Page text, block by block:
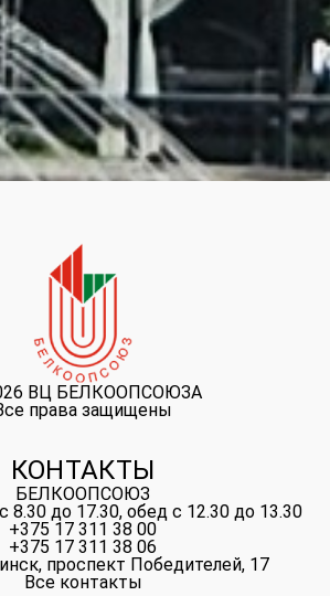
ВЦ БЕЛКООПСОЮЗА
права защищены
КОНТАКТЫ
БЕЛКООПСОЮЗ
до 17.30, обед с 12.30 до 13.30
+375 17 311 38 00
+375 17 311 38 06
проспект Победителей, 17
Все контакты